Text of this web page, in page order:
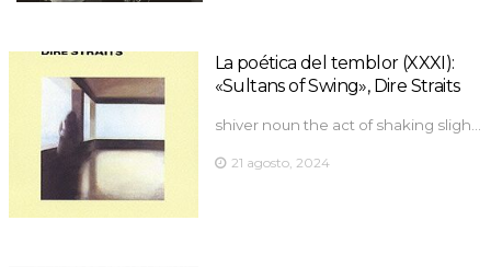
La poética del temblor (XXXI):
«Sultans of Swing», Dire Straits
shiver noun the act of shaking sligh…
21 agosto, 2024